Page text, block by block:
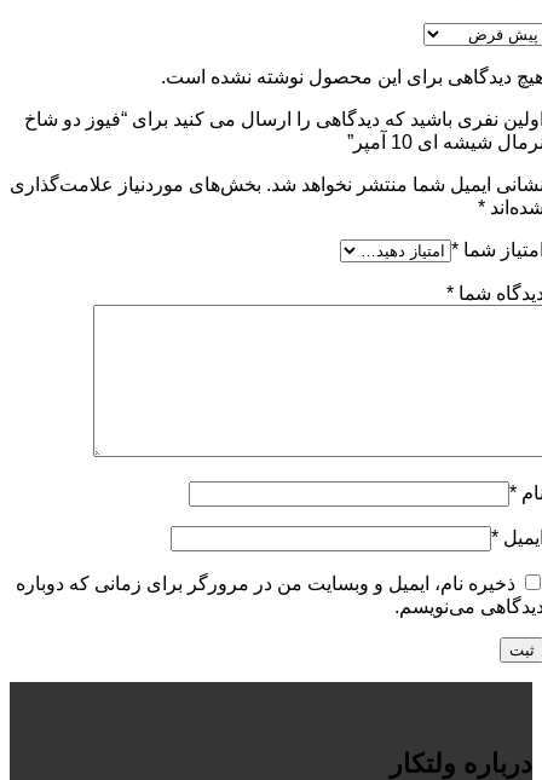
دیدگاهی برای این محصول نوشته نشده است.
نفری باشید که دیدگاهی را ارسال می کنید برای “فیوز دو شاخ
شیشه ای 10 آمپر”
ایمیل شما منتشر نخواهد شد. بخش‌های موردنیاز علامت‌گذاری
*
شما *
شما *
*
*
ذخیره نام، ایمیل و وبسایت من در مرورگر برای زمانی که دوباره
می‌نویسم.
درباره ولتکار